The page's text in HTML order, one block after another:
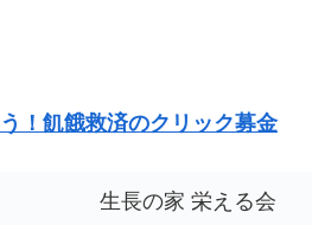
！飢餓救済のクリック募金
生長の家 栄える会